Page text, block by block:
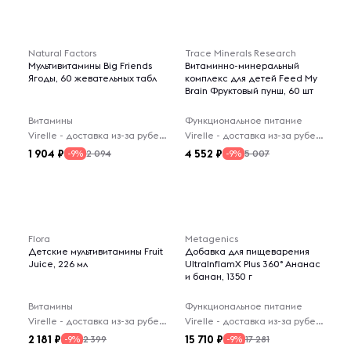
Natural Factors
Мультивитамины Big Friends
Ягоды, 60 жевательных табл
Витамины
Virelle - доставка из-за рубежа
1 904 -9% 2 094
Trace Minerals Research
Витаминно-минеральный
комплекс для детей Feed My
Brain Фруктовый пунш, 60 шт
Функциональное питание
Virelle - доставка из-за рубежа
4 552 -9% 5 007
Flora
Детские мультивитамины Fruit
Juice, 226 мл
Витамины
Virelle - доставка из-за рубежа
2 181 -9% 2 399
Metagenics
Добавка для пищеварения
UltralnflamX Plus 360° Ананас
и банан, 1350 г
Функциональное питание
Virelle - доставка из-за рубежа
15 710 -9% 17 281